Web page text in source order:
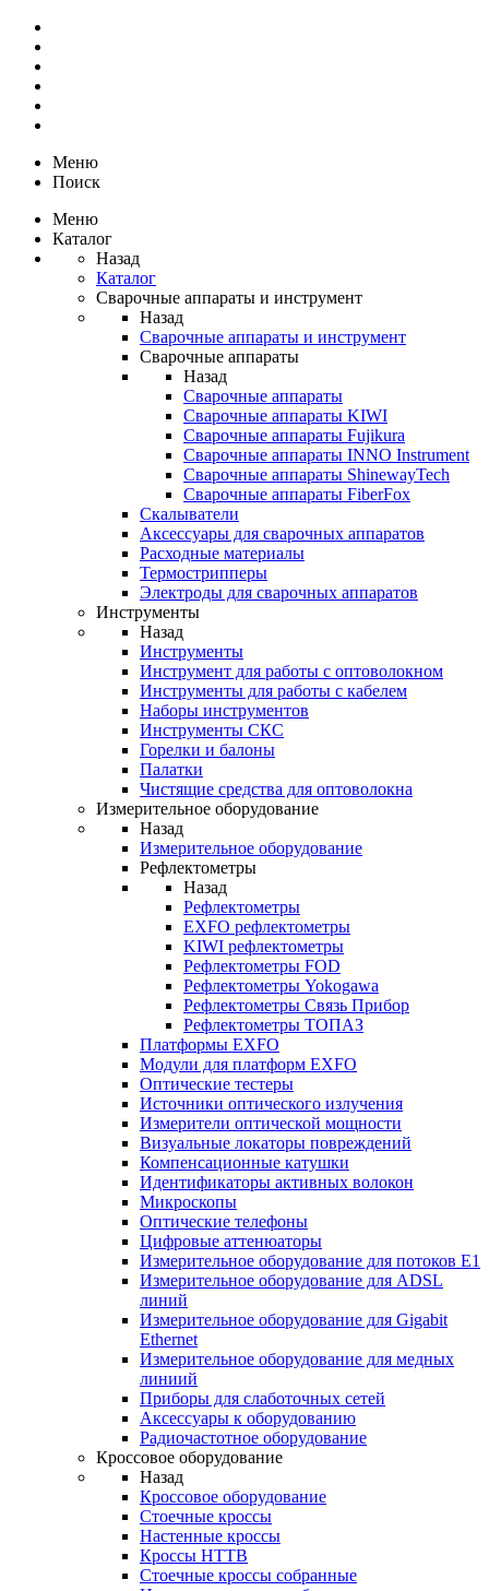
Меню
Поиск
Меню
Каталог
Назад
Каталог
Сварочные аппараты и инструмент
Назад
Сварочные аппараты и инструмент
Сварочные аппараты
Назад
Сварочные аппараты
Сварочные аппараты KIWI
Сварочные аппараты Fujikura
Сварочные аппараты INNO Instrument
Сварочные аппараты ShinewayTech
Cварочные аппараты FiberFox
Скалыватели
Аксессуары для сварочных аппаратов
Расходные материалы
Термострипперы
Электроды для сварочных аппаратов
Инструменты
Назад
Инструменты
Инструмент для работы с оптоволокном
Инструменты для работы с кабелем
Наборы инструментов
Инструменты СКС
Горелки и балоны
Палатки
Чистящие средства для оптоволокна
Измерительное оборудование
Назад
Измерительное оборудование
Рефлектометры
Назад
Рефлектометры
EXFO рефлектометры
KIWI рефлектометры
Рефлектометры FOD
Рефлектометры Yokogawa
Рефлектометры Связь Прибор
Рефлектометры ТОПАЗ
Платформы EXFO
Модули для платформ EXFO
Оптические тестеры
Источники оптического излучения
Измерители оптической мощности
Визуальные локаторы повреждений
Компенсационные катушки
Идентификаторы активных волокон
Микроскопы
Оптические телефоны
Цифровые аттенюаторы
Измерительное оборудование для потоков Е1
Измерительное оборудование для ADSL
линий
Измерительное оборудование для Gigabit
Ethernet
Измерительное оборудование для медных
линиий
Приборы для слаботочных сетей
Аксессуары к оборудованию
Радиочастотное оборудование
Кроссовое оборудование
Назад
Кроссовое оборудование
Стоечные кроссы
Настенные кроссы
Кроссы HTTB
Стоечные кроссы собранные